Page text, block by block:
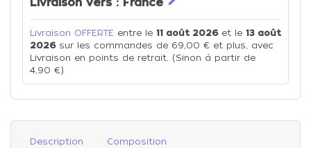
Livraison OFFERTE entre le 11 août 2026et le 13 août
2026sur les commandes de 69,00 € et plus, avec
Livraison en points de retrait. (Sinon à partir de
4,90 €)
Description Composition